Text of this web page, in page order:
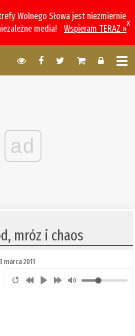
Wolnego Słowa jest niezmiernie
media!
Wspieram TERAZ »
x
ad
mróz i chaos
marca 2011